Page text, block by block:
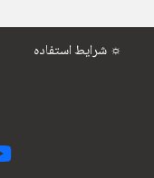
شرایط استفاده ☼